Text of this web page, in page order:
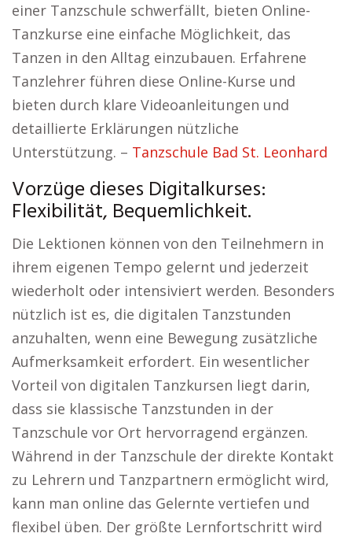
einer Tanzschule schwerfällt, bieten Online-
Tanzkurse eine einfache Möglichkeit, das
Tanzen in den Alltag einzubauen. Erfahrene
Tanzlehrer führen diese Online-Kurse und
bieten durch klare Videoanleitungen und
detaillierte Erklärungen nützliche
Unterstützung. – Tanzschule Bad St. Leonhard
Vorzüge dieses Digitalkurses:
Flexibilität, Bequemlichkeit.
Die Lektionen können von den Teilnehmern in
ihrem eigenen Tempo gelernt und jederzeit
wiederholt oder intensiviert werden. Besonders
nützlich ist es, die digitalen Tanzstunden
anzuhalten, wenn eine Bewegung zusätzliche
Aufmerksamkeit erfordert. Ein wesentlicher
Vorteil von digitalen Tanzkursen liegt darin,
dass sie klassische Tanzstunden in der
Tanzschule vor Ort hervorragend ergänzen.
Während in der Tanzschule der direkte Kontakt
zu Lehrern und Tanzpartnern ermöglicht wird,
kann man online das Gelernte vertiefen und
flexibel üben. Der größte Lernfortschritt wird